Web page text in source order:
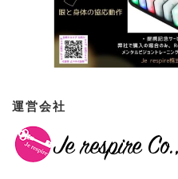
運営会社